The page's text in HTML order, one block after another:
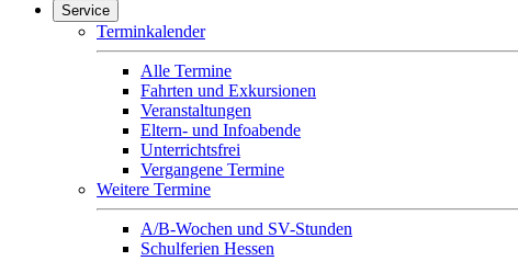
Service
Terminkalender
Alle Termine
Fahrten und Exkursionen
Veranstaltungen
Eltern- und Infoabende
Unterrichtsfrei
Vergangene Termine
Weitere Termine
A/B-Wochen und SV-Stunden
Schulferien Hessen